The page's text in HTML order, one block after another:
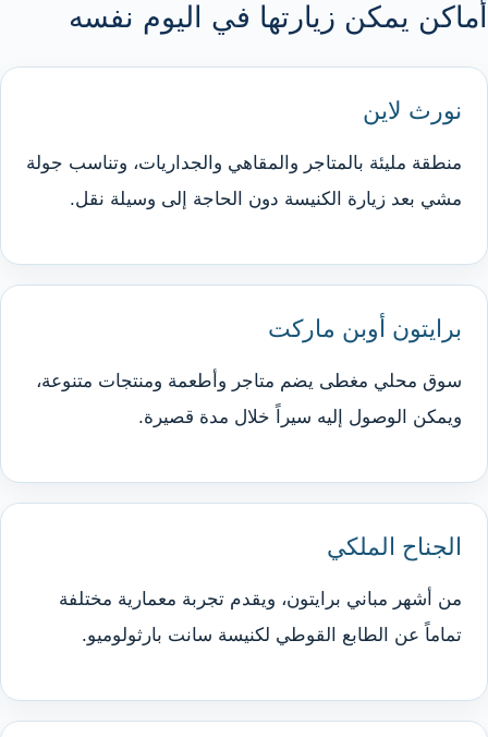
أماكن يمكن زيارتها في اليوم نفسه
نورث لاين
منطقة مليئة بالمتاجر والمقاهي والجداريات، وتناسب جولة
مشي بعد زيارة الكنيسة دون الحاجة إلى وسيلة نقل.
برايتون أوبن ماركت
سوق محلي مغطى يضم متاجر وأطعمة ومنتجات متنوعة،
ويمكن الوصول إليه سيراً خلال مدة قصيرة.
الجناح الملكي
من أشهر مباني برايتون، ويقدم تجربة معمارية مختلفة
تماماً عن الطابع القوطي لكنيسة سانت بارثولوميو.